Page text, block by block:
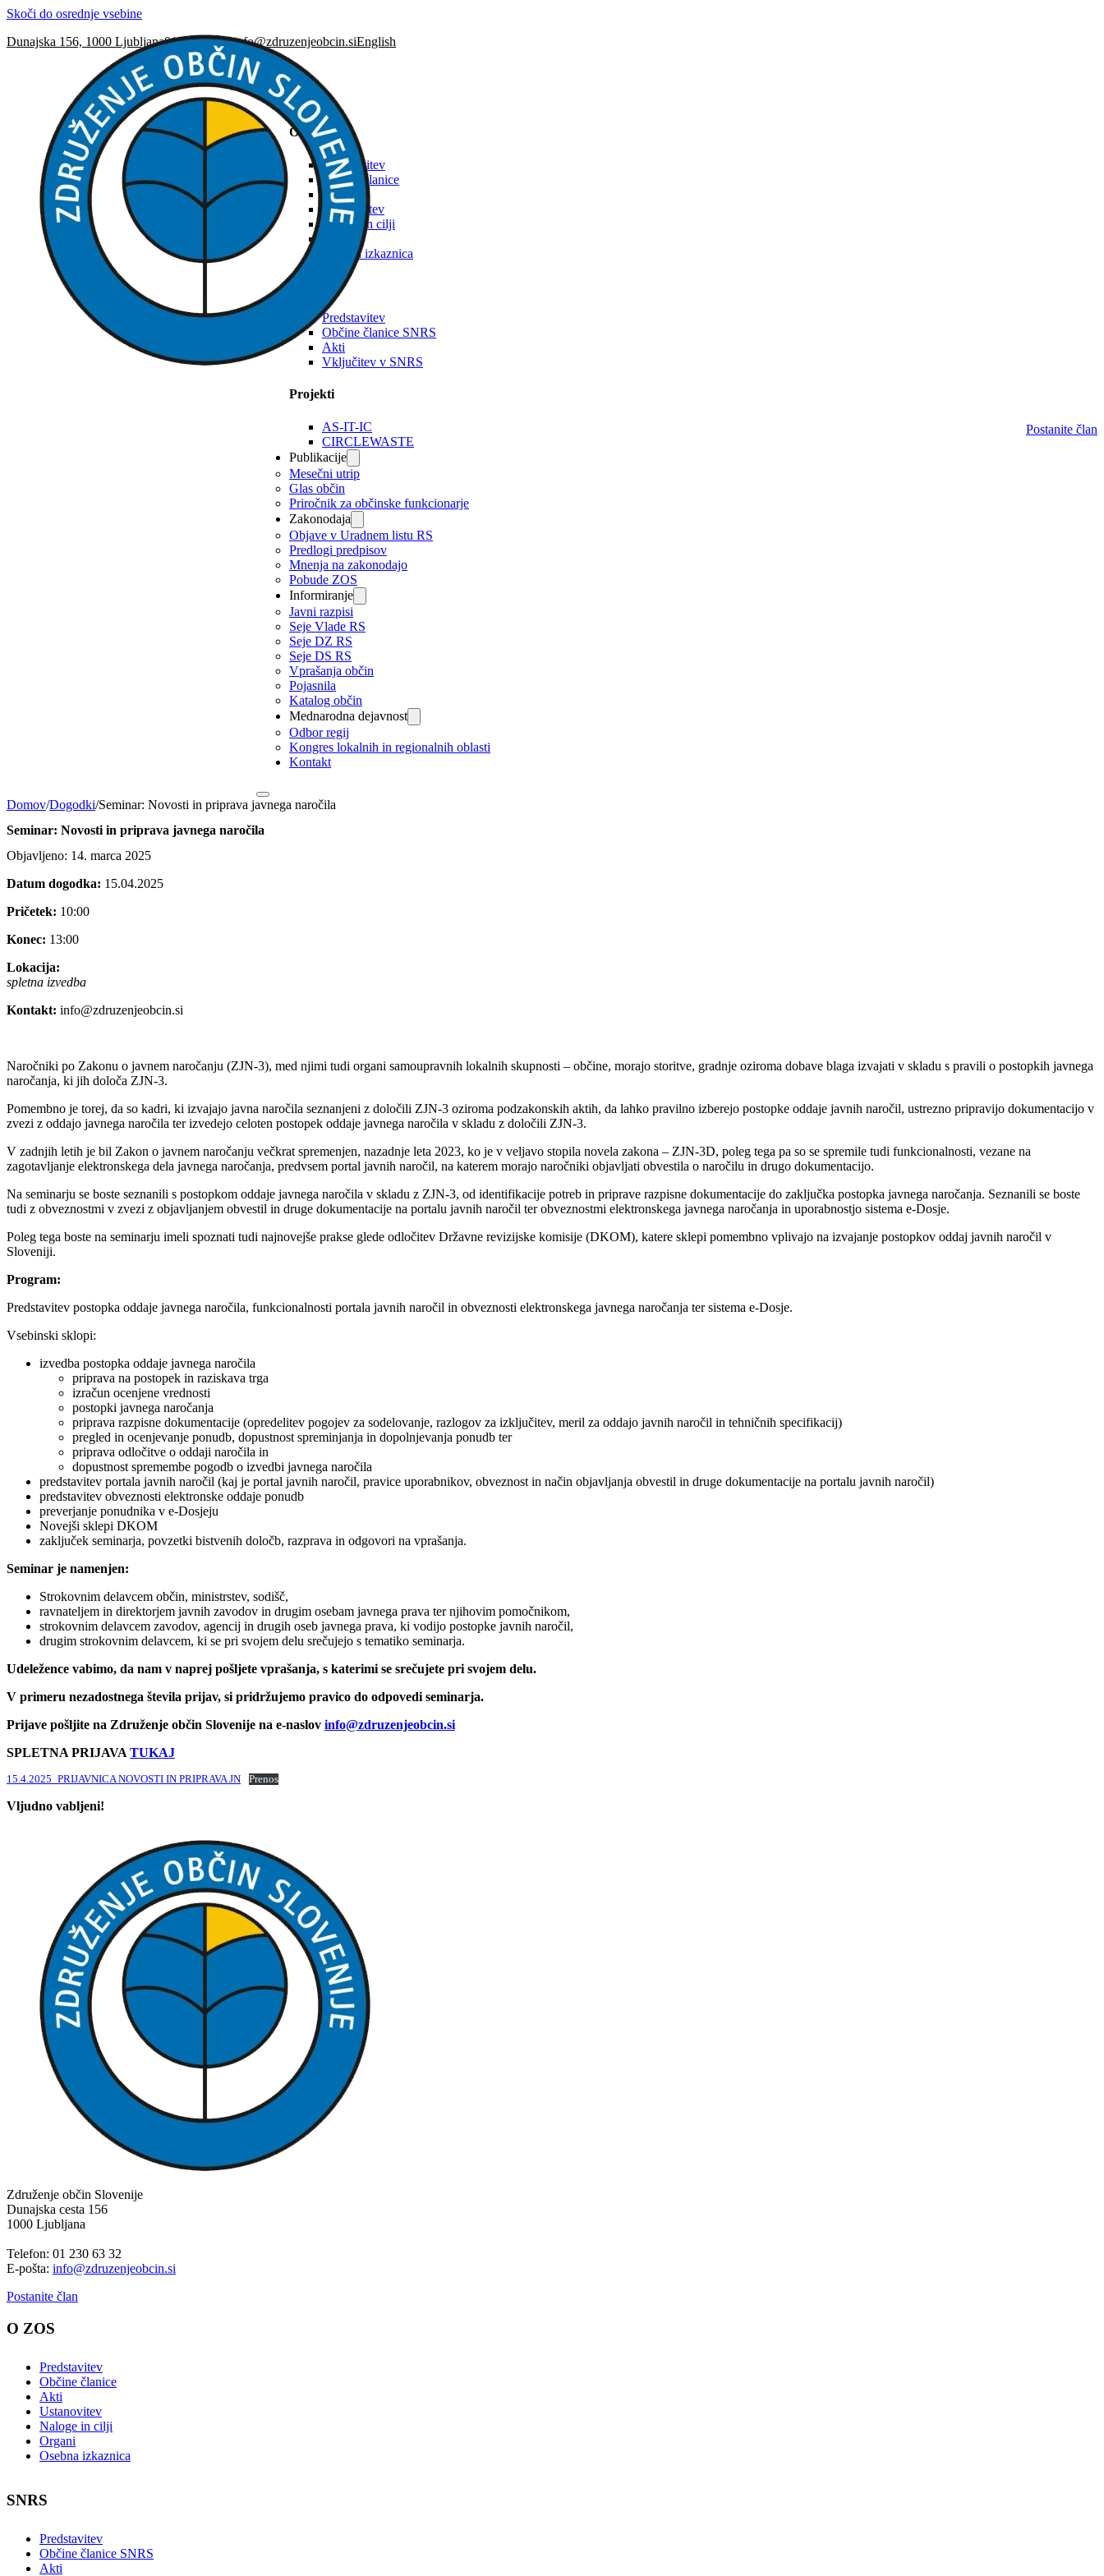
Skoči do osrednje vsebine
Dunajska 156, 1000 Ljubljana01 230 63 32info@zdruzenjeobcin.siEnglish
ZOS
O ZOS
Predstavitev
Občine članice
Akti
Ustanovitev
Naloge in cilji
Osebna izkaznica
SNRS
Predstavitev
Občine članice SNRS
Akti
Vključitev v SNRS
Projekti
AS-IT-IC
CIRCLEWASTE
Publikacije
Mesečni utrip
Glas občin
Priročnik za občinske funkcionarje
Zakonodaja
Objave v Uradnem listu RS
Predlogi predpisov
Mnenja na zakonodajo
Pobude ZOS
Informiranje
Javni razpisi
Seje Vlade RS
Seje DZ RS
Seje DS RS
Vprašanja občin
Pojasnila
Katalog občin
Mednarodna dejavnost
Odbor regij
Kongres lokalnih in regionalnih oblasti
Kontakt
Postanite član
Domov/Dogodki/Seminar: Novosti in priprava javnega naročila
Seminar: Novosti in priprava javnega naročila
Objavljeno: 14. marca 2025
Datum dogodka: 15.04.2025
Pričetek: 10:00
Konec: 13:00
Lokacija:
spletna izvedba
Kontakt: info@zdruzenjeobcin.si
Naročniki po Zakonu o javnem naročanju (ZJN-3), med njimi tudi organi samoupravnih lokalnih skupnosti – občine, morajo storitve, gradnje oziroma dobave blaga izvajati v skladu s pravili o postopkih javnega
naročanja, ki jih določa ZJN-3.
Pomembno je torej, da so kadri, ki izvajajo javna naročila seznanjeni z določili ZJN-3 oziroma podzakonskih aktih, da lahko pravilno izberejo postopke oddaje javnih naročil, ustrezno pripravijo dokumentacijo v
zvezi z oddajo javnega naročila ter izvedejo celoten postopek oddaje javnega naročila v skladu z določili ZJN-3.
V zadnjih letih je bil Zakon o javnem naročanju večkrat spremenjen, nazadnje leta 2023, ko je v veljavo stopila novela zakona – ZJN-3D, poleg tega pa so se spremile tudi funkcionalnosti, vezane na
zagotavljanje elektronskega dela javnega naročanja, predvsem portal javnih naročil, na katerem morajo naročniki objavljati obvestila o naročilu in drugo dokumentacijo.
Na seminarju se boste seznanili s postopkom oddaje javnega naročila v skladu z ZJN-3, od identifikacije potreb in priprave razpisne dokumentacije do zaključka postopka javnega naročanja. Seznanili se boste
tudi z obveznostmi v zvezi z objavljanjem obvestil in druge dokumentacije na portalu javnih naročil ter obveznostmi elektronskega javnega naročanja in uporabnostjo sistema e-Dosje.
Poleg tega boste na seminarju imeli spoznati tudi najnovejše prakse glede odločitev Državne revizijske komisije (DKOM), katere sklepi pomembno vplivajo na izvajanje postopkov oddaj javnih naročil v
Sloveniji.
Program:
Predstavitev postopka oddaje javnega naročila, funkcionalnosti portala javnih naročil in obveznosti elektronskega javnega naročanja ter sistema e-Dosje.
Vsebinski sklopi:
izvedba postopka oddaje javnega naročila
priprava na postopek in raziskava trga
izračun ocenjene vrednosti
postopki javnega naročanja
priprava razpisne dokumentacije (opredelitev pogojev za sodelovanje, razlogov za izključitev, meril za oddajo javnih naročil in tehničnih specifikacij)
pregled in ocenjevanje ponudb, dopustnost spreminjanja in dopolnjevanja ponudb ter
priprava odločitve o oddaji naročila in
dopustnost spremembe pogodb o izvedbi javnega naročila
predstavitev portala javnih naročil (kaj je portal javnih naročil, pravice uporabnikov, obveznost in način objavljanja obvestil in druge dokumentacije na portalu javnih naročil)
predstavitev obveznosti elektronske oddaje ponudb
preverjanje ponudnika v e-Dosjeju
Novejši sklepi DKOM
zaključek seminarja, povzetki bistvenih določb, razprava in odgovori na vprašanja.
Seminar je namenjen:
Strokovnim delavcem občin, ministrstev, sodišč,
ravnateljem in direktorjem javnih zavodov in drugim osebam javnega prava ter njihovim pomočnikom,
strokovnim delavcem zavodov, agencij in drugih oseb javnega prava, ki vodijo postopke javnih naročil,
drugim strokovnim delavcem, ki se pri svojem delu srečujejo s tematiko seminarja.
Udeležence vabimo, da nam v naprej pošljete vprašanja, s katerimi se srečujete pri svojem delu.
V primeru nezadostnega števila prijav, si pridržujemo pravico do odpovedi seminarja.
Prijave pošljite na Združenje občin Slovenije na e-naslov info@zdruzenjeobcin.si
SPLETNA PRIJAVA TUKAJ
15.4.2025_PRIJAVNICA NOVOSTI IN PRIPRAVA JN Prenos
Vljudno vabljeni!
Združenje občin Slovenije
Dunajska cesta 156
1000 Ljubljana
Telefon: 01 230 63 32
E-pošta: info@zdruzenjeobcin.si
Postanite član
O ZOS
Predstavitev
Občine članice
Akti
Ustanovitev
Naloge in cilji
Organi
Osebna izkaznica
SNRS
Predstavitev
Občine članice SNRS
Akti